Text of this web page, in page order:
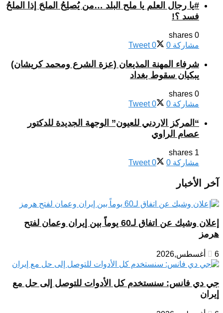
#يا رجال العلم يا ملح البلد …من يُصلِحُ الملحَ إذا الملحُ
فسد ؟!
0 shares
مشاركة 0
Tweet 0
شرفاء المهنة المذيعان (عزة الشرع ومحمد كريشان)
يبكيان سقوط بغداد
0 shares
مشاركة 0
Tweet 0
“المركز الاردني للعيون” الوجهة الجديدة للدكتور
عصام الراوي
1 shares
مشاركة 0
Tweet 0
آخر الأخبار
إعلان وشيك عن اتفاق لـ60 يوماً بين إيران وعمان لفتح
هرمز
6 أغسطس,2026
جي دي فانس: سنستخدم كل الأدوات للتوصل إلى حل مع
إيران